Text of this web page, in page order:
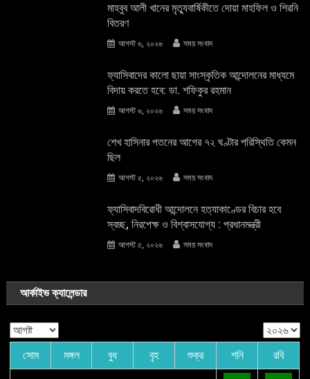
মাহবুব আলী খানের মৃত্যুবার্ষিকীতে দোয়া মাহফিল ও শিরনি
বিতরণ
আগস্ট ৬, ২০২৬ সময় সংবাদ
ফ্যাসিবাদের কালো ছায়া সাংস্কৃতিক আন্দােলনের মাধ্যমে
বিদায় করতে হবে: ডা. শফিকুর রহমান
আগস্ট ৬, ২০২৬ সময় সংবাদ
শেখ হাসিনার পতনের আগের ৭২ ঘণ্টার পরিস্থিতি কেমন
ছিল
আগস্ট ৫, ২০২৬ সময় সংবাদ
ফ্যাসিবাদবিরোধী আন্দোলনে হত্যাকাণ্ডের বিচার হবে
স্বচ্ছ, নিরপেক্ষ ও বিশ্বাসযোগ্য : প্রধানমন্ত্রী
আগস্ট ৫, ২০২৬ সময় সংবাদ
আর্কাইভ ক্যালেন্ডার
সোম মঙ্গল বুধ বৃহ শুক্র শনি রবি